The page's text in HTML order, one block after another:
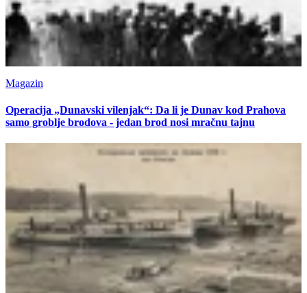
Magazin
Operacija „Dunavski vilenjak“: Da li je Dunav kod Prahova
samo groblje brodova - jedan brod nosi mračnu tajnu